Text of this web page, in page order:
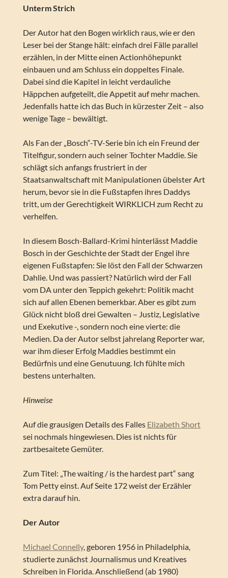
Unterm Strich
Der Autor hat den Bogen wirklich raus, wie er den
Leser bei der Stange hält: einfach drei Fälle parallel
erzählen, in der Mitte einen Actionhöhepunkt
einbauen und am Schluss ein doppeltes Finale.
Dabei sind die Kapitel in leicht verdauliche
Häppchen aufgeteilt, die Appetit auf mehr machen.
Jedenfalls hatte ich das Buch in kürzester Zeit – also
wenige Tage – bewältigt.
Als Fan der „Bosch“-TV-Serie bin ich ein Freund der
Titelfigur, sondern auch seiner Tochter Maddie. Sie
schlägt sich anfangs frustriert in der
Staatsanwaltschaft mit Manipulationen übelster Art
herum, bevor sie in die Fußstapfen ihres Daddys
tritt, um der Gerechtigkeit WIRKLICH zum Recht zu
verhelfen.
In diesem Bosch-Ballard-Krimi hinterlässt Maddie
Bosch in der Geschichte der Stadt der Engel ihre
eigenen Fußstapfen: Sie löst den Fall der Schwarzen
Dahlie. Und was passiert? Natürlich wird der Fall
vom DA unter den Teppich gekehrt: Politik macht
sich auf allen Ebenen bemerkbar. Aber es gibt zum
Glück nicht bloß drei Gewalten – Justiz, Legislative
und Exekutive -, sondern noch eine vierte: die
Medien. Da der Autor selbst jahrelang Reporter war,
war ihm dieser Erfolg Maddies bestimmt ein
Bedürfnis und eine Genutuung. Ich fühlte mich
bestens unterhalten.
Hinweise
Auf die grausigen Details des Falles Elizabeth Short
sei nochmals hingewiesen. Dies ist nichts für
zartbesaitete Gemüter.
Zum Titel: „The waiting / is the hardest part“ sang
Tom Petty einst. Auf Seite 172 weist der Erzähler
extra darauf hin.
Der Autor
Michael Connelly, geboren 1956 in Philadelphia,
studierte zunächst Journalismus und Kreatives
Schreiben in Florida. Anschließend (ab 1980)